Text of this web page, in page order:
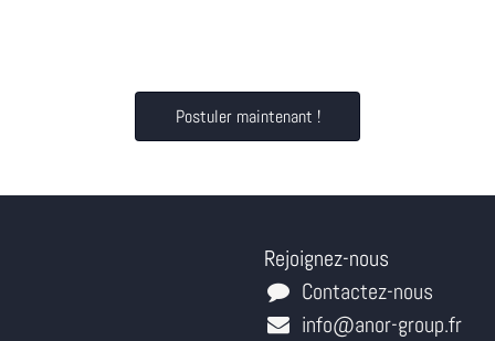
Postuler maintenant !
Rejoignez-nous
Contactez-nous
info@anor-group.fr